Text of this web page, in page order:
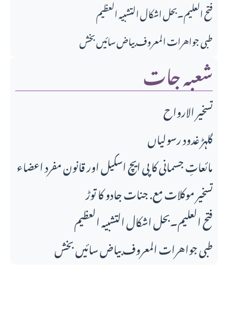
فتح العلیم۔بحل اشکال التشبیہ العظیم
طبی جواهرات المعروف بیاض سائیں بخش
شعبہ جات
تسخير الارواح
گلہڑ غدود رسولیاں
مائعاتِ جسمانی کا پی ایچ اسکیل اور قانونِ مفرد اعضاء
تسخیر موکلات مع. جنات جادو کا توڑ
فتح العلیم۔بحل اشکال التشبیہ العظیم
طبی جواهرات المعروف بیاض سائیں بخش